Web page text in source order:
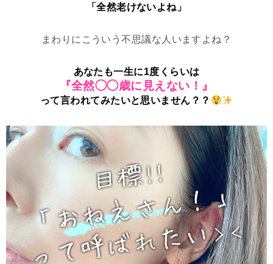
「全然老けないよね」
まわりにこういう不思議な人いますよね？
あなたも一生に1度くらいは
『全然◯◯歳に見えない！』
って言われてみたいと思いません？？